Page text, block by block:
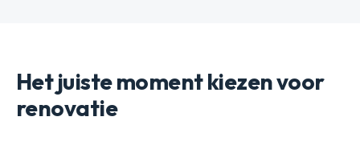
Het juiste moment kiezen voor
renovatie